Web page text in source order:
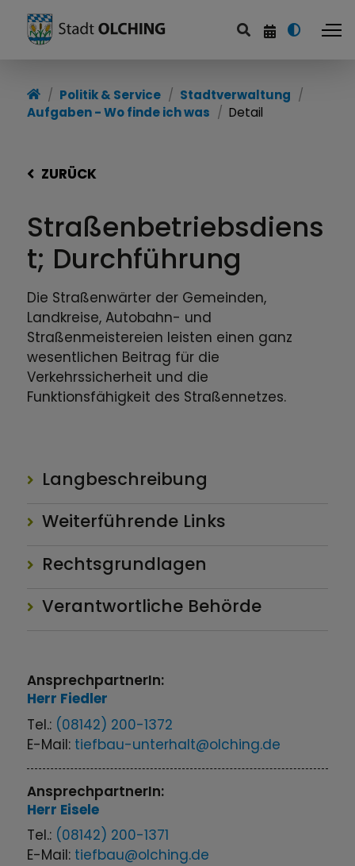
Politik & Service
Stadtverwaltung
Aufgaben - Wo finde ich was
Detail
ZURÜCK
Straßenbetriebsdiens
t; Durchführung
Die Straßenwärter der Gemeinden,
Landkreise, Autobahn- und
Straßenmeistereien leisten einen ganz
wesentlichen Beitrag für die
Verkehrssicherheit und die
Funktionsfähigkeit des Straßennetzes.
Langbeschreibung
Weiterführende Links
Rechtsgrundlagen
Verantwortliche Behörde
AnsprechpartnerIn:
Herr Fiedler
Tel.: (08142) 200-1372
E-Mail: tiefbau-unterhalt@olching.de
AnsprechpartnerIn:
Herr Eisele
Tel.: (08142) 200-1371
E-Mail: tiefbau@olching.de